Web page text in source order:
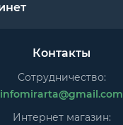
Контакты
Сотрудничество:
infomirarta@gmail.com
Интернет магазин: